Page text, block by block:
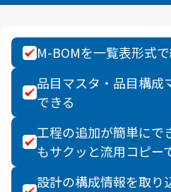
M-BOMを一覧表形式
品目マスタ・品目構成
できる
工程の追加が簡単にで
もサクッと流用コピー
設計の構成情報を取り